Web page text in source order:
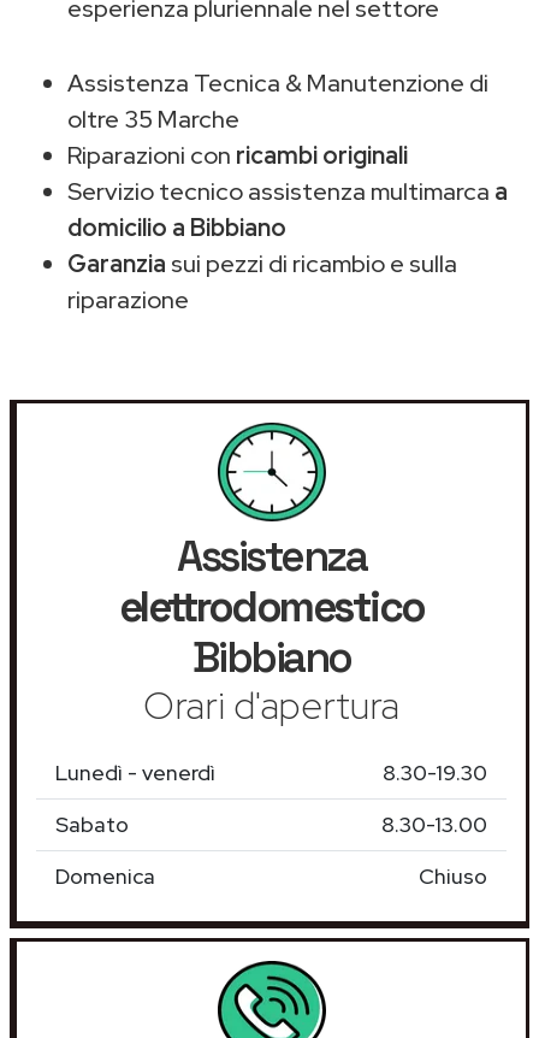
esperienza pluriennale nel settore
Assistenza Tecnica & Manutenzione di
oltre 35 Marche
Riparazioni con ricambi originali
Servizio tecnico assistenza multimarca a
domicilio a Bibbiano
Garanzia sui pezzi di ricambio e sulla
riparazione
Assistenza
elettrodomestico
Bibbiano
Orari d'apertura
Lunedì - venerdì
8.30-19.30
Sabato
8.30-13.00
Domenica
Chiuso